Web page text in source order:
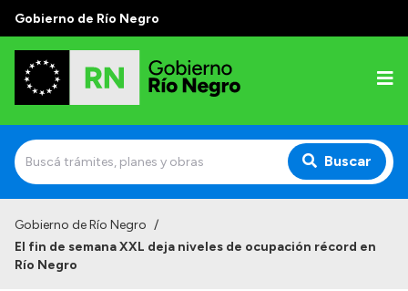
Gobierno de Río Negro
Buscar
Autoridades
Gobierno de Río Negro /
El fin de semana XXL deja niveles de ocupación récord en
Río Negro